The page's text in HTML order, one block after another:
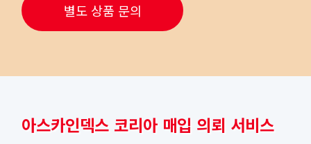
별도 상품 문의
아스카인덱스 코리아 매입 의뢰 서비스